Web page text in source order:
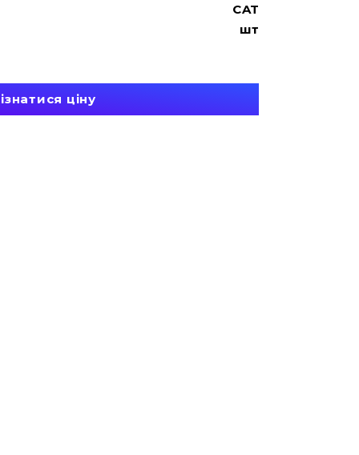
CAT
шт
ціну